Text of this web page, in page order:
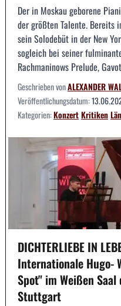
Der in Moskau geborene
der größten Talente. Bereits
sein Solodebüt in der New
sogleich bei seiner
Rachmaninows Prelude,
Geschrieben vonALEXANDER
Veröffentlichungsdatum:
Kategorien:KonzertKritiken
DICHTERLIEBE IN
Internationale Hugo-
Spot" im Weißen Saal
Stuttgart